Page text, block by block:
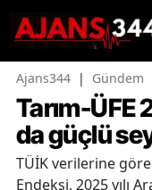
Ajans344 | Gündem
Tarım-ÜFE
da güçlü
TÜİK verilerine
Endeksi, 2025 yılı